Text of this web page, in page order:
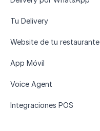
Tu Delivery
Website de tu restaurante
App Móvil
Voice Agent
Integraciones POS